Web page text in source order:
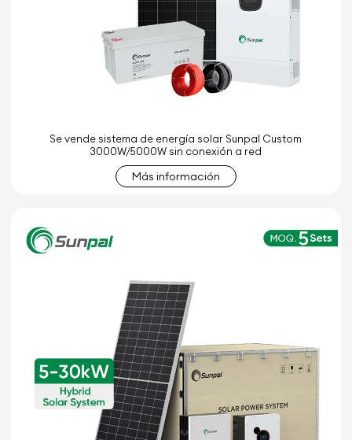
Se vende sistema de energía solar Sunpal Custom
3000W/5000W sin conexión a red
Más información